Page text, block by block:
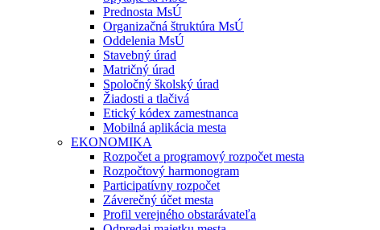
Prednosta MsÚ
Organizačná štruktúra MsÚ
Oddelenia MsÚ
Stavebný úrad
Matričný úrad
Spoločný školský úrad
Žiadosti a tlačivá
Etický kódex zamestnanca
Mobilná aplikácia mesta
EKONOMIKA
Rozpočet a programový rozpočet mesta
Rozpočtový harmonogram
Participatívny rozpočet
Záverečný účet mesta
Profil verejného obstarávateľa